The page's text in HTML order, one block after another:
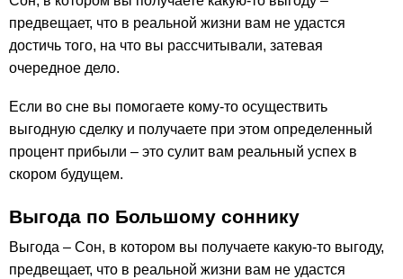
предвещает, что в реальной жизни вам не удастся
достичь того, на что вы рассчитывали, затевая
очередное дело.
Если во сне вы помогаете кому-то осуществить
выгодную сделку и получаете при этом определенный
процент прибыли – это сулит вам реальный успех в
скором будущем.
Выгода по Большому соннику
Выгода – Сон, в котором вы получаете какую-то выгоду,
предвещает, что в реальной жизни вам не удастся